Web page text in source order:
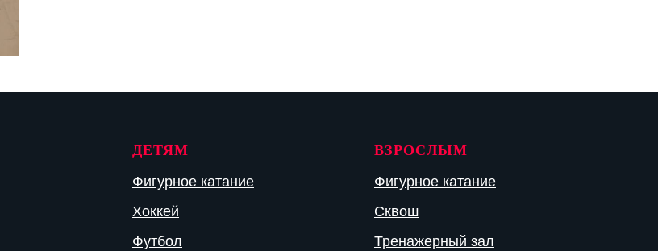
ДЕТЯМ
Фигурное катание
Хоккей
Футбол
ВЗРОСЛЫМ
Фигурное катание
Сквош
Тренажерный зал